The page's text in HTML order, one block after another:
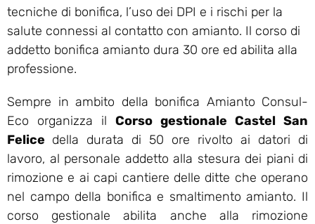
tecniche di bonifica, l’uso dei DPI e i rischi per la
salute connessi al contatto con amianto. Il corso di
addetto bonifica amianto dura 30 ore ed abilita alla
professione.
Sempre in ambito della bonifica Amianto Consul-
Eco organizza il Corso gestionale Castel San
Felice della durata di 50 ore rivolto ai datori di
lavoro, al personale addetto alla stesura dei piani di
rimozione e ai capi cantiere delle ditte che operano
nel campo della bonifica e smaltimento amianto. Il
corso gestionale abilita anche alla rimozione